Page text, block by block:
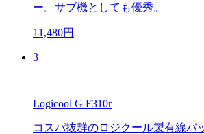
ー。サブ機としても優秀。
11,480円
3
Logicool G F310r
コスパ抜群のロジクール製有線パ